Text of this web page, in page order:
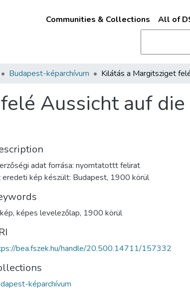
Communities & Collections All of
Budapest-képarchívum
Aussicht auf
adat forrása: nyomtatottt felirat
eredeti kép készült: Budapest, 1900 körül
, képes levelezőlap, 1900 körül
bea.fszek.hu/handle/20.500.14711/157332
képarchívum